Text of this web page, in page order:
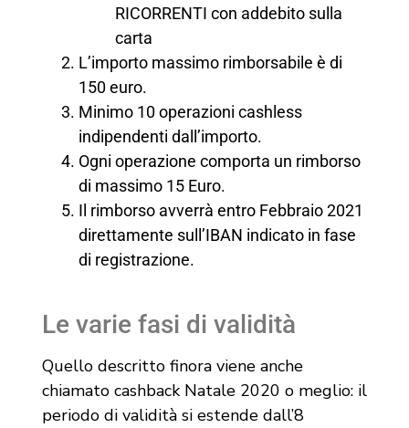
RICORRENTI con addebito sulla
carta
L’importo massimo rimborsabile è di
150 euro.
Minimo 10 operazioni cashless
indipendenti dall’importo.
Ogni operazione comporta un rimborso
di massimo 15 Euro.
Il rimborso avverrà entro Febbraio 2021
direttamente sull’IBAN indicato in fase
di registrazione.
Le varie fasi di validità
Quello descritto finora viene anche
chiamato cashback Natale 2020 o meglio: il
periodo di validità si estende dall’8